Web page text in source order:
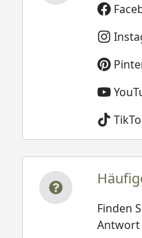
Finden
Antwort